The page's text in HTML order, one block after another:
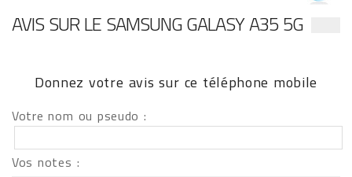
AVIS SUR LE SAMSUNG GALASY A35 5G
Donnez votre avis sur ce téléphone mobile
Votre nom ou pseudo :
Vos notes :